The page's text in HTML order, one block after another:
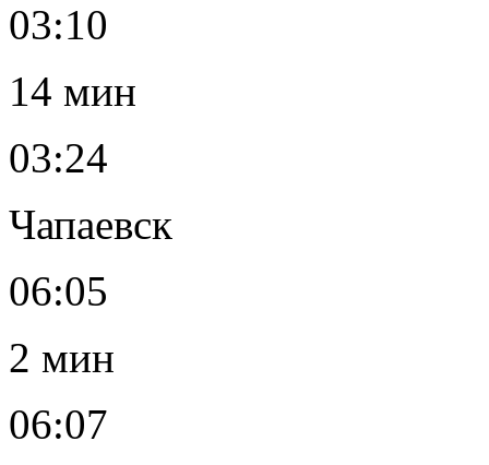
03:10
14 мин
03:24
Чапаевск
06:05
2 мин
06:07